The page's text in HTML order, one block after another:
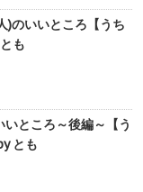
)のいいところ【うち
も
ところ～後編～【う
とも